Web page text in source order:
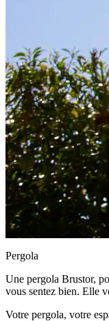
Pergola
Une pergola Brustor,
vous sentez bien. Elle
Votre pergola, votre